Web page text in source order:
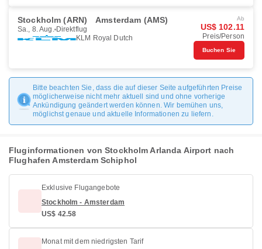
Stockholm (ARN) Amsterdam (AMS)
Sa., 8. Aug. Direktflug
KLM Royal Dutch
Ab
US$ 102.11
Preis/Person
Buchen Sie
Bitte beachten Sie, dass die auf dieser Seite aufgeführten Preise
möglicherweise nicht mehr aktuell sind und ohne vorherige
Ankündigung geändert werden können. Wir bemühen uns,
möglichst genaue und aktuelle Informationen zu liefern.
Fluginformationen von Stockholm Arlanda Airport nach
Flughafen Amsterdam Schiphol
Exklusive Flugangebote
Stockholm - Amsterdam
US$ 42.58
Monat mit dem niedrigsten Tarif